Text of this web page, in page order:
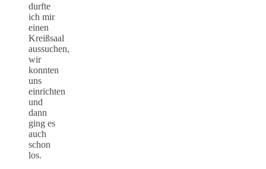
durfte
ich mir
einen
Kreißsaal
aussuchen,
wir
konnten
uns
einrichten
und
dann
ging es
auch
schon
los.